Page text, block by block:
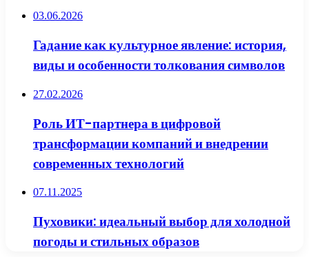
03.06.2026
Гадание как культурное явление: история,
виды и особенности толкования символов
27.02.2026
Роль ИТ-партнера в цифровой
трансформации компаний и внедрении
современных технологий
07.11.2025
Пуховики: идеальный выбор для холодной
погоды и стильных образов